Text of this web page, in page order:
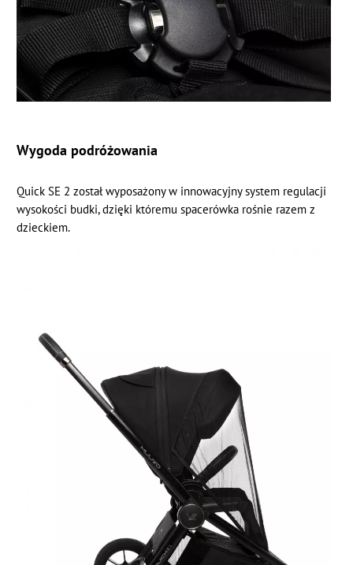
Wygoda podróżowania
Quick SE 2 został wyposażony w innowacyjny system regulacji
wysokości budki, dzięki któremu spacerówka rośnie razem z
dzieckiem.